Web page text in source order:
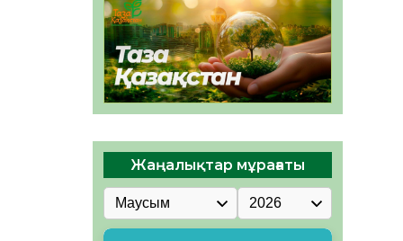
05.08.2026
50 0
Жаңалықтар мұрағаты